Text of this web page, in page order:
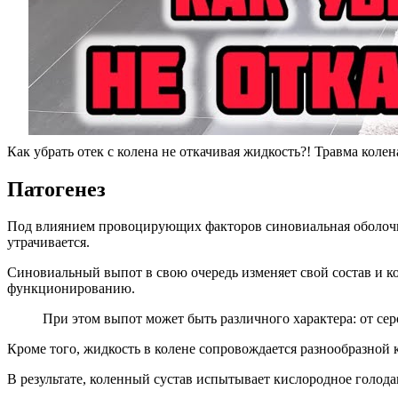
Как убрать отек с колена не откачивая жидкость?! Травма
Патогенез
Под влиянием провоцирующих факторов синовиальная
утрачивается.
Синовиальный выпот в свою очередь изменяет свой состав и
функционированию.
При этом выпот может быть различного характера: от
Кроме того, жидкость в колене сопровождается
В результате, коленный сустав испытывает кислородное